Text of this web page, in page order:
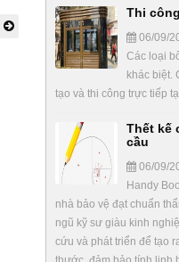
Thi
06/09/
Các loại
khác biệt.
tạo và thi công trực tiếp
Thết kế
cầu
06/09/
Handy
nhà bảo vệ đạt chuẩn
ngũ kỹ sư giàu kinh
cứu và phát triển để tạo